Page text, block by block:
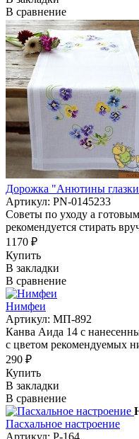
В сравнение
Дорожка "Анютины
Артикул: PN-0145233
Советы по уходу а
рекомендуется стирать
1170 ₽
Купить
В закладки
В сравнение
Нимфеи
Артикул: МП-892
Канва Аида 14 с
с цветом рекомендуемых
290 ₽
Купить
В закладки
В сравнение
Пасхальное настроение
Артикул: Р-164